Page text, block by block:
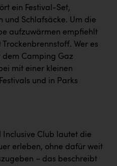
ein Festival-Set,
und Schlafsäcke. Um die
aufzuwärmen empfiehlt
Trockenbrennstoff. Wer es
Camping Gaz
mit einer kleinen
und in Parks
Club lautet die
erleben, ohne dafür weit
– das beschreibt